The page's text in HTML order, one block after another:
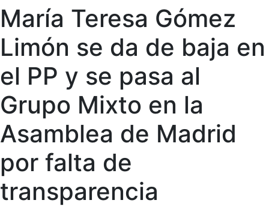
María Teresa Gómez
Limón se da de baja en
el PP y se pasa al
Grupo Mixto en la
Asamblea de Madrid
por falta de
transparencia